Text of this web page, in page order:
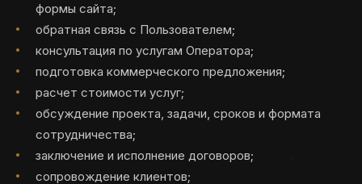
формы сайта;
обратная связь с Пользователем;
консультация по услугам Оператора;
подготовка коммерческого предложения;
расчет стоимости услуг;
обсуждение проекта, задачи, сроков и формата
сотрудничества;
заключение и исполнение договоров;
сопровождение клиентов;